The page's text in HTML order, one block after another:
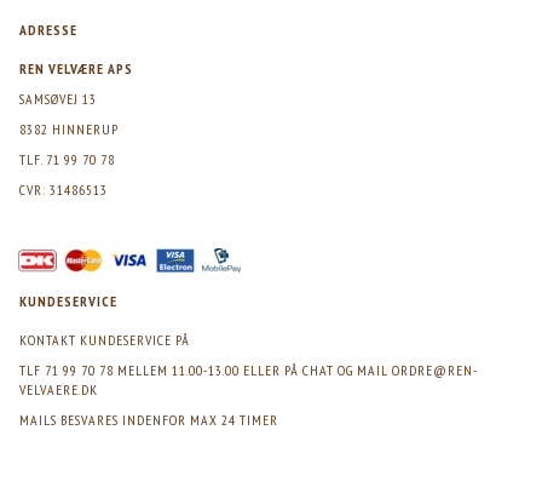
ADRESSE
REN VELVÆRE APS
SAMSØVEJ 13
8382 HINNERUP
TLF. 71 99 70 78
CVR: 31486513
KUNDESERVICE
KONTAKT KUNDESERVICE PÅ
TLF 71 99 70 78 MELLEM 11.00-13.00 ELLER PÅ CHAT OG MAIL ORDRE@REN-
VELVAERE.DK
MAILS BESVARES INDENFOR MAX 24 TIMER